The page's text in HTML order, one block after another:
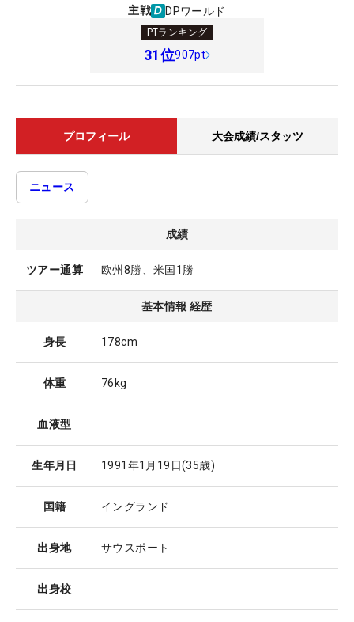
主戦 DPワールド
PTランキング
31位907pt
プロフィール 大会成績/スタッツ
ニュース
成績
ツアー通算 欧州8勝、米国1勝
基本情報 経歴
身長 178cm
体重 76kg
血液型
生年月日 1991年1月19日(35歳)
国籍 イングランド
出身地 サウスポート
出身校